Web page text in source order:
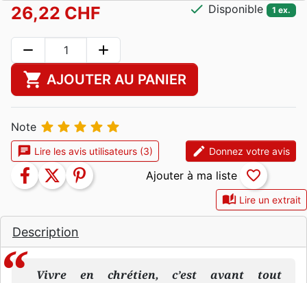
auto_stories Lire un extrait
Description
Vivre en chrétien, c’est avant tout
26,22 CHF check Disponible 1 ex.
remove add
shopping_cart AJOUTER AU PANIER
Note     
chat Lire les avis utilisateurs (3) edit Donnez votre avis
facebook twitter pinterest favorite_border